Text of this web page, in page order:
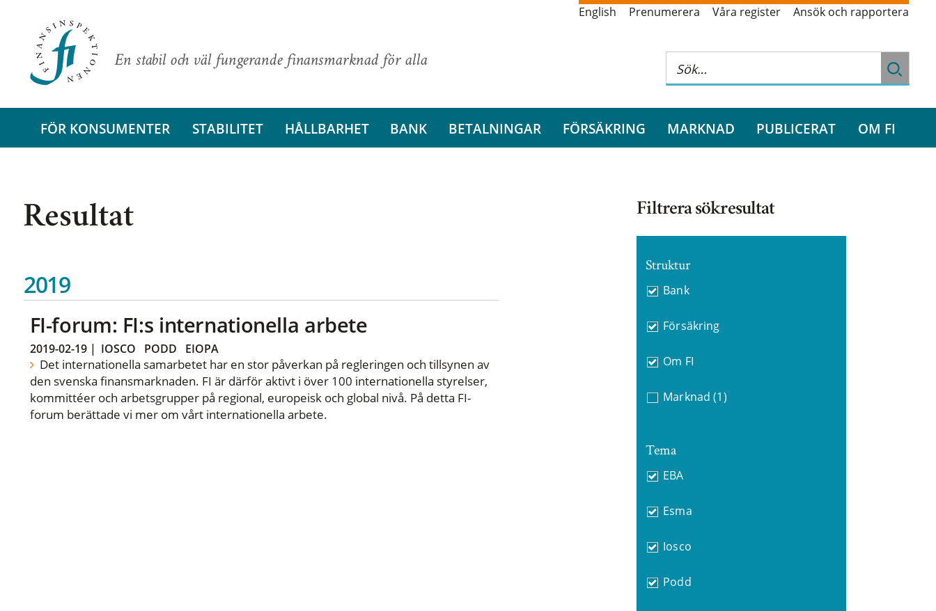
En stabil och väl fungerande finansmarknad för alla
English Prenumerera Våra register Ansök och rapportera
FÖR KONSUMENTER STABILITET HÅLLBARHET BANK BETALNINGAR FÖRSÄKRING MARKNAD PUBLICERAT OM FI
Resultat
2019
FI-forum: FI:s internationella arbete
2019-02-19| IOSCO PODD EIOPA
Det internationella samarbetet har en stor påverkan på regleringen och tillsynen av
den svenska finansmarknaden. FI är därför aktivt i över 100 internationella styrelser,
kommittéer och arbetsgrupper på regional, europeisk och global nivå. På detta FI-
forum berättade vi mer om vårt internationella arbete.
Filtrera sökresultat
Struktur
Bank
Försäkring
Om FI
Marknad (1)
Tema
EBA
Esma
Iosco
Podd